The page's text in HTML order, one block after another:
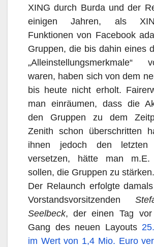
XING durch Burda und der
einigen Jahren, als
Funktionen von Facebook
Gruppen, die bis dahin eines
waren, haben sich von dem
bis heute nicht erholt.
man einräumen, dass die
den Gruppen zu dem
Zenith schon überschritten
ihnen jedoch den
versetzen, hätte man m.E.
sollen, die Gruppen zu stärken.
Der Relaunch erfolgte
Vorstandsvorsitzenden
Seelbeck, der einen Tag
Gang des neuen Layouts
im Wert von 1,4 Mio. Euro